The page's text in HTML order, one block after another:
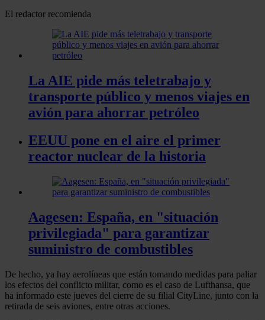
El redactor recomienda
La AIE pide más teletrabajo y
transporte público y menos viajes en
avión para ahorrar petróleo
EEUU pone en el aire el primer
reactor nuclear de la historia
Aagesen: España, en "situación
privilegiada" para garantizar
suministro de combustibles
De hecho, ya hay aerolíneas que están tomando medidas para paliar
los efectos del conflicto militar, como es el caso de Lufthansa, que
ha informado este jueves del cierre de su filial CityLine, junto con la
retirada de seis aviones, entre otras acciones.